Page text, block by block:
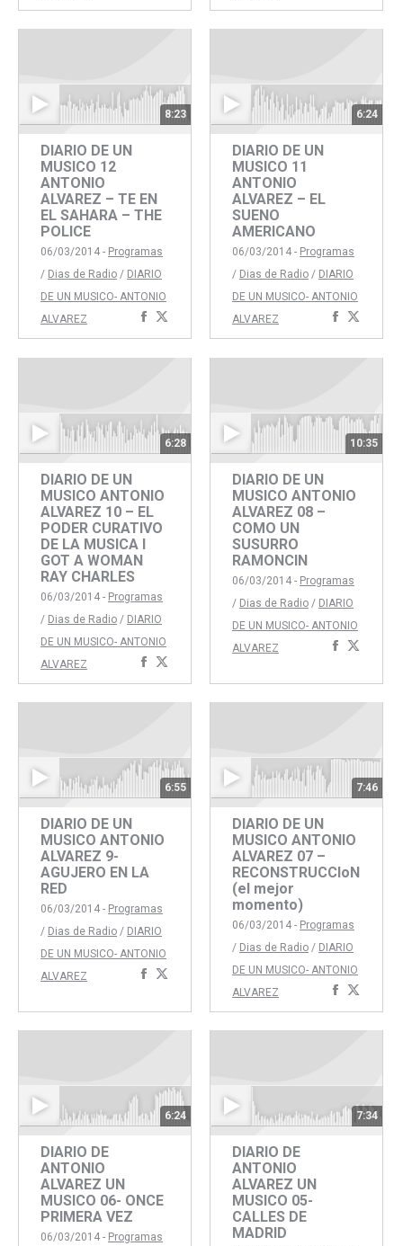
con
Facebook
con
Twitter
concon
8:23
DIARIO DE UN
MUSICO 12
ANTONIO
ALVAREZ – TE EN
EL SAHARA – THE
POLICE
06/03/2014 - Programas
/ Dias de Radio / DIARIO
DE UN MUSICO- ANTONIO
ALVAREZ
Compartir
con
Facebook
con
Twitter
6:24
DIARIO DE UN
MUSICO 11
ANTONIO
ALVAREZ – EL
SUENO
AMERICANO
06/03/2014 - Programas
/ Dias de Radio / DIARIO
DE UN MUSICO- ANTONIO
ALVAREZ
Compartir
concon
6:28
DIARIO DE UN
MUSICO ANTONIO
ALVAREZ 10 – EL
PODER CURATIVO
DE LA MUSICA I
GOT A WOMAN
RAY CHARLES
06/03/2014 - Programas
/ Dias de Radio / DIARIO
DE UN MUSICO- ANTONIO
ALVAREZ
Compartir
con
Facebook
con
Twitter
10:35
DIARIO DE UN
MUSICO ANTONIO
ALVAREZ 08 –
COMO UN
SUSURRO
RAMONCIN
06/03/2014 - Programas
/ Dias de Radio / DIARIO
DE UN MUSICO- ANTONIO
ALVAREZ
Compartir
6:55
DIARIO DE UN
MUSICO ANTONIO
ALVAREZ 9-
AGUJERO EN LA
RED
06/03/2014 - Programas
/ Dias de Radio / DIARIO
DE UN MUSICO- ANTONIO
ALVAREZ
Compartir
Facebook
Twitter
7:46
DIARIO DE UN
MUSICO ANTONIO
ALVAREZ 07 –
RECONSTRUCCIoN
(el mejor
momento)
06/03/2014 - Programas
/ Dias de Radio / DIARIO
DE UN MUSICO- ANTONIO
ALVAREZ
Compartir
concon
6:24
DIARIO DE
ANTONIO
ALVAREZ UN
MUSICO 06- ONCE
PRIMERA VEZ
06/03/2014 - Programas
7:34
DIARIO DE
ANTONIO
ALVAREZ UN
MUSICO 05-
CALLES DE
MADRID